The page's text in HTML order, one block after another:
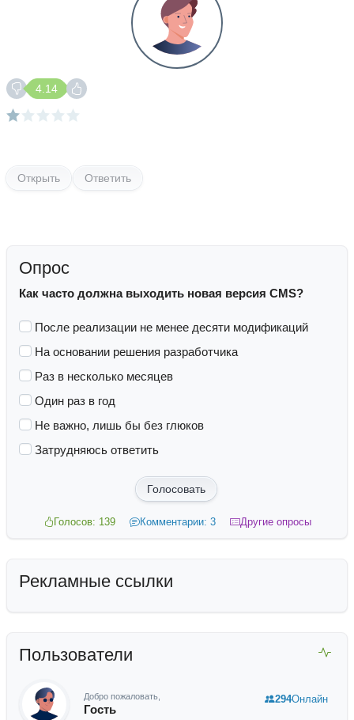
4.14
Открыть Ответить
Опрос
Как часто должна выходить новая версия CMS?
После реализации не менее десяти модификаций
На основании решения разработчика
Раз в несколько месяцев
Один раз в год
Не важно, лишь бы без глюков
Затрудняюсь ответить
Голосовать
Голосов: 139 Комментарии: 3 Другие опросы
Рекламные ссылки
Пользователи
Добро пожаловать,
Гость
294Онлайн